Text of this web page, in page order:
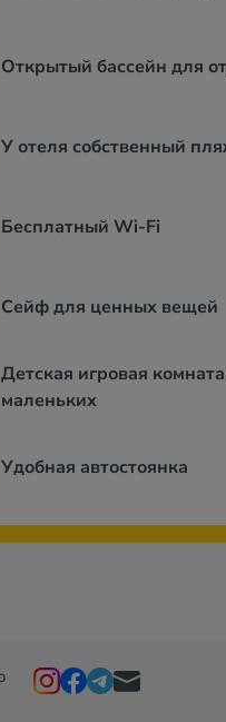
Открытый бассейн для
У отеля собственный
Бесплатный Wi-Fi
Сейф для ценных вещей
Детская игровая
маленьких
Удобная автостоянка